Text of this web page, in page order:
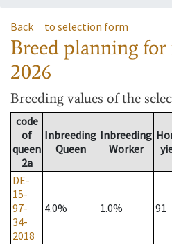
Back to selection form
Breed planning
2026
Breeding values of the
code
of
queen
2a
Inbreeding
Queen
Inbreeding
Worker
DE-
15-
97-
34-
2018
4.0% 1.0% 91